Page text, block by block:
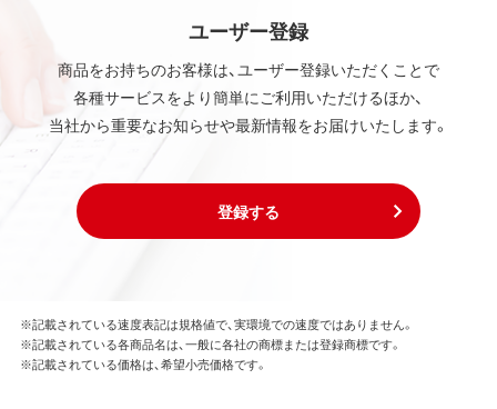
ユーザー登録
商品をお持ちのお客様は、ユーザー登録いただくことで
各種サービスをより簡単にご利用いただけるほか、
当社から重要なお知らせや最新情報をお届けいたします。
登録する
※記載されている速度表記は規格値で、実環境での速度ではありません。
※記載されている各商品名は、一般に各社の商標または登録商標です。
※記載されている価格は、希望小売価格です。